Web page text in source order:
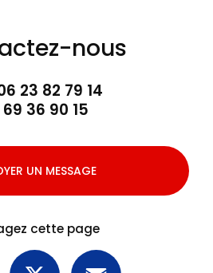
nous
23 82 79 14
36 90 15
UN MESSAGE
cette page
Facebook